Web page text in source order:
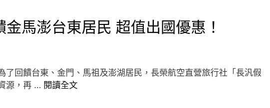
馬澎台東居民 超值出國優惠！
了回饋台東、金門、馬祖及澎湖居民，長榮航空直營旅行社「長汎假
源，再 … 閱讀全文